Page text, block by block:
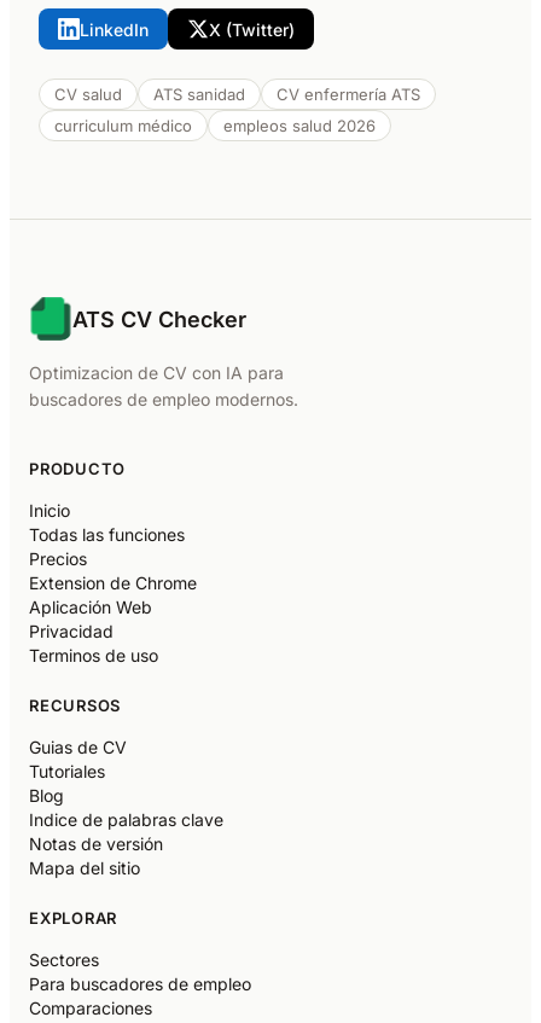
LinkedIn X (Twitter)
CV salud ATS sanidad
CV enfermería ATS
curriculum médico
empleos salud 2026
ATS CV Checker
Optimizacion de CV con IA para
buscadores de empleo modernos.
PRODUCTO
Inicio
Todas las funciones
Precios
Extension de Chrome
Aplicación Web
Privacidad
Terminos de uso
RECURSOS
Guias de CV
Tutoriales
Blog
Indice de palabras clave
Notas de versión
Mapa del sitio
EXPLORAR
Sectores
Para buscadores de empleo
Comparaciones